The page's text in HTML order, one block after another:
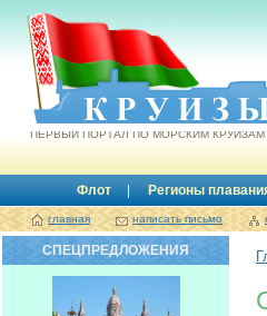
Круизы.by
ПЕРВЫЙ ПОРТАЛ ПО МОРСКИМ КРУИЗАМ
Флот Регионы
главная написать письмо
СПЕЦПРЕДЛОЖЕНИЯ